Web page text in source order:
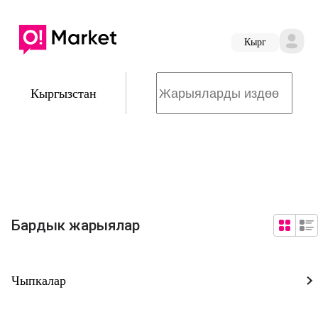
Кырг
Кыргызстан
Бардык жарыялар
Чыпкалар